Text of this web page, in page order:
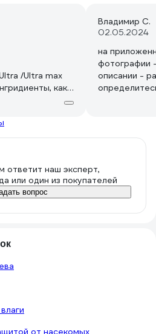
/Ultra max
как
MIT, MI, MCI, BIT
просто медь
11 не спасает
объекте.
Владимир С.
02.05.2024
на
фотографии
описании -
ответит наш эксперт,
или один из покупателей
вопрос
от насекомых